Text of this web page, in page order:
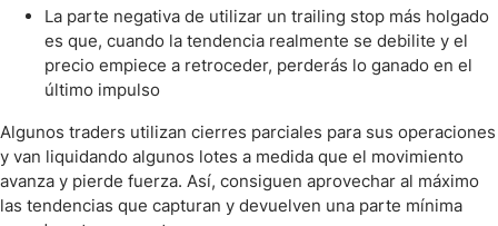
La parte negativa de utilizar un trailing stop más holgado
es que, cuando la tendencia realmente se debilite y el
precio empiece a retroceder, perderás lo ganado en el
último impulso
Algunos traders utilizan cierres parciales para sus operaciones
y van liquidando algunos lotes a medida que el movimiento
avanza y pierde fuerza. Así, consiguen aprovechar al máximo
las tendencias que capturan y devuelven una parte mínima